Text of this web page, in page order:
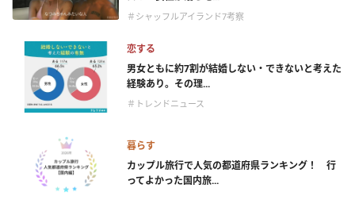
＃シャッフルアイランド7考察
恋する
男女ともに約7割が結婚しない・できないと考えた
経験あり。その理...
＃トレンドニュース
暮らす
カップル旅行で人気の都道府県ランキング！ 行
ってよかった国内旅...